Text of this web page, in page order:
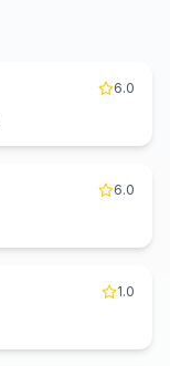
6.0
6.0
1.0